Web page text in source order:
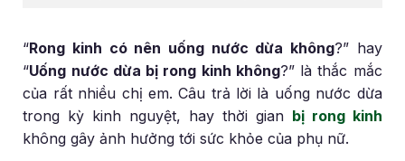
“Rong kinh có nên uống nước dừa không?” hay
“Uống nước dừa bị rong kinh không?” là thắc mắc
của rất nhiều chị em. Câu trả lời là uống nước dừa
trong kỳ kinh nguyệt, hay thời gian bị rong kinh
không gây ảnh hưởng tới sức khỏe của phụ nữ.